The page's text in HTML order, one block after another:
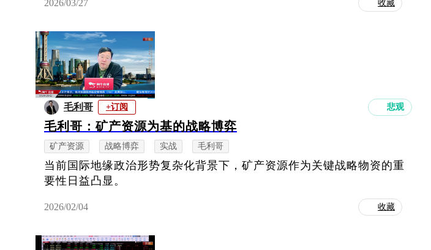
2026/03/27 收藏
毛利哥 +订阅 悲观
毛利哥：矿产资源为基的战略博弈
矿产资源 战略博弈 实战 毛利哥
当前国际地缘政治形势复杂化背景下，矿产资源作为关键战略物资的重
要性日益凸显。
2026/02/04 收藏